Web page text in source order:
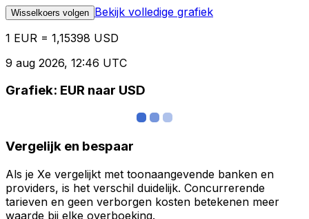
Wisselkoers volgen Bekijk volledige grafiek
1 EUR = 1,15398 USD
9 aug 2026, 12:46 UTC
Grafiek: EUR naar USD
Vergelijk en bespaar
Als je Xe vergelijkt met toonaangevende banken en
providers, is het verschil duidelijk. Concurrerende
tarieven en geen verborgen kosten betekenen meer
waarde bij elke overboeking.